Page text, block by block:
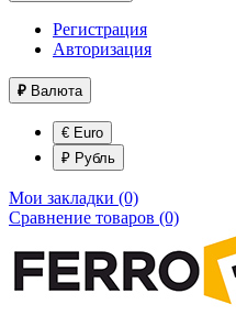
Регистрация
Авторизация
₽ Валюта
€ Euro
₽ Рубль
Мои закладки (0)
Сравнение товаров (0)